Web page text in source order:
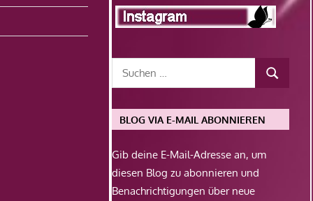
BLOG VIA E-MAIL ABONNIEREN
Gib deine E-Mail-Adresse an, um
diesen Blog zu abonnieren und
Benachrichtigungen über neue